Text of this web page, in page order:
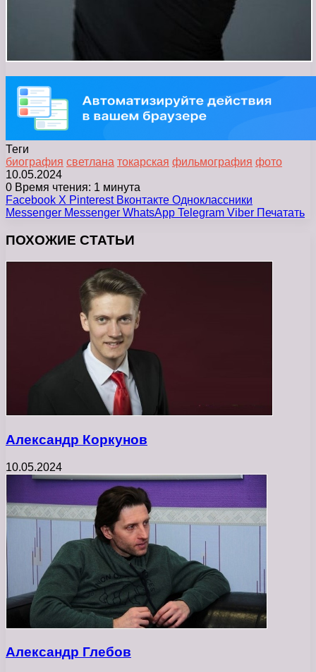
Теги
биография светлана токарская фильмография фото
10.05.2024
0 Время чтения: 1 минута
Facebook X Pinterest Вконтакте Одноклассники
Messenger Messenger WhatsApp Telegram Viber Печатать
ПОХОЖИЕ СТАТЬИ
Александр Коркунов
10.05.2024
Александр Глебов